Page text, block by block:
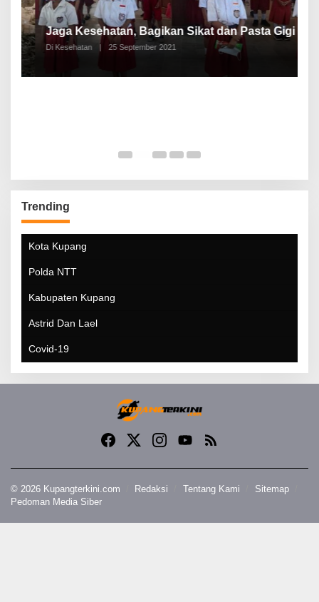
Jaga Kesehatan, Bagikan Sikat dan Pasta Gigi
Di Kesehatan | 25 September 2021
Trending
Kota Kupang
Polda NTT
Kabupaten Kupang
Astrid Dan Lael
Covid-19
© 2026 Kupangterkini.com Redaksi Tentang Kami
Sitemap
Pedoman Media Siber